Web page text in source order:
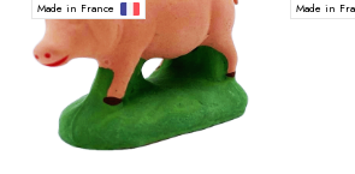
Made in France Made in